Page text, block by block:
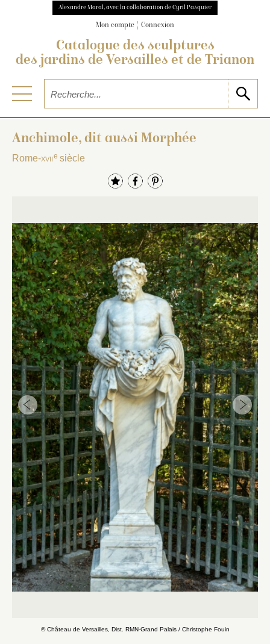
Alexandre Maral, avec la collaboration de Cyril Pasquier
Mon compte Connexion
Catalogue des sculptures
des jardins de Versailles et de Trianon
Anchimole, dit aussi Morphée
Rome-xviie siècle
© Château de Versailles, Dist. RMN-Grand Palais / Christophe Fouin